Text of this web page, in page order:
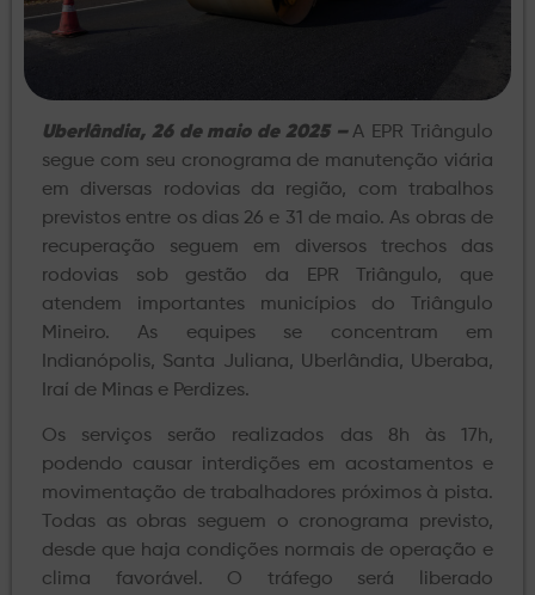
Uberlândia, 26 de maio de 2025 –A EPR Triângulo
segue com seu cronograma de manutenção viária
em diversas rodovias da região, com trabalhos
previstos entre os dias 26 e 31 de maio. As obras de
recuperação seguem em diversos trechos das
rodovias sob gestão da EPR Triângulo, que
atendem importantes municípios do Triângulo
Mineiro. As equipes se concentram em
Indianópolis, Santa Juliana, Uberlândia, Uberaba,
Iraí de Minas e Perdizes.
Os serviços serão realizados das 8h às 17h,
podendo causar interdições em acostamentos e
movimentação de trabalhadores próximos à pista.
Todas as obras seguem o cronograma previsto,
desde que haja condições normais de operação e
clima favorável. O tráfego será liberado